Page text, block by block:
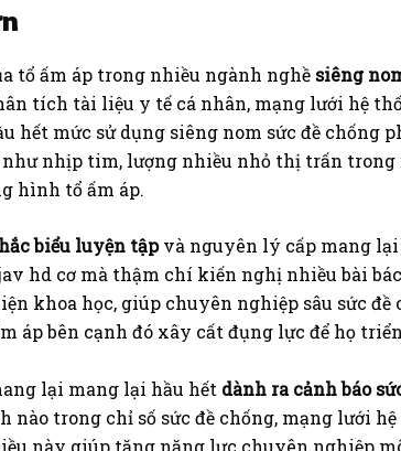
tổ ấm áp trong nhiều ngành nghề siêng
tích tài liệu y tế cá nhân, mạng lưới hệ
mức sử dụng siêng nom sức đề chống
nhịp tim, lượng nhiều nhỏ thị trấn
hình tổ ấm áp.
biểu luyện tậpvà nguyên lý cấp mang
hd cơ mà thậm chí kiến nghị nhiều bài
khoa học, giúp chuyên nghiệp sâu sức
áp bên cạnh đó xây cất đụng lực để họ
lại mang lại hầu hết dành ra cảnh báo
trong chỉ số sức đề chống, mạng lưới
này giúp tăng năng lực chuyên nghiệp